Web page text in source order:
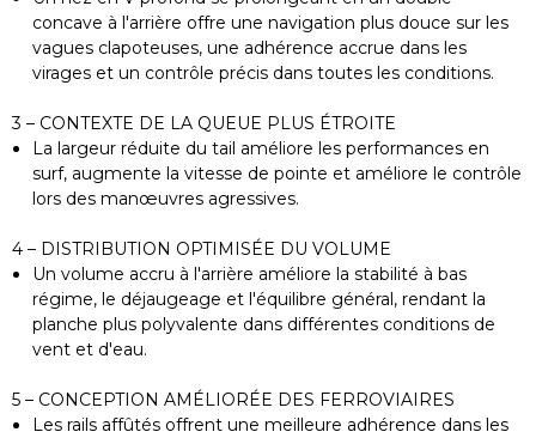
concave à l'arrière offre une navigation plus douce sur les
vagues clapoteuses, une adhérence accrue dans les
virages et un contrôle précis dans toutes les conditions.
3 – CONTEXTE DE LA QUEUE PLUS ÉTROITE
La largeur réduite du tail améliore les performances en
surf, augmente la vitesse de pointe et améliore le contrôle
lors des manœuvres agressives.
4 – DISTRIBUTION OPTIMISÉE DU VOLUME
Un volume accru à l'arrière améliore la stabilité à bas
régime, le déjaugeage et l'équilibre général, rendant la
planche plus polyvalente dans différentes conditions de
vent et d'eau.
5 – CONCEPTION AMÉLIORÉE DES FERROVIAIRES
Les rails affûtés offrent une meilleure adhérence dans les